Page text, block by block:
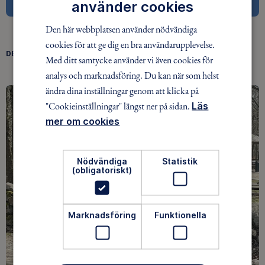
DELA
FACEBOOKTWITTERLINKEDIN
använder cookies
Den här webbplatsen använder nödvändiga
cookies för att ge dig en bra användarupplevelse.
Med ditt samtycke använder vi även cookies för
analys och marknadsföring. Du kan när som helst
ändra dina inställningar genom att klicka på
"Cookieinställningar" längst ner på sidan. Läs
mer om cookies
Nödvändiga
(obligatoriskt)
Statistik
Marknadsföring Funktionella